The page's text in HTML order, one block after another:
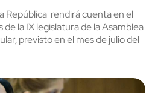
República rendirá cuenta en el
la IX legislatura de la Asamblea
previsto en el mes de julio del